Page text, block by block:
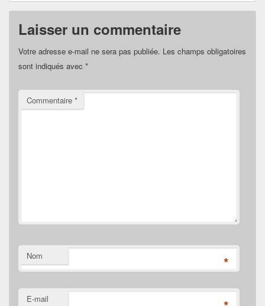
Laisser un commentaire
Votre adresse e-mail ne sera pas publiée. Les champs obligatoires
sont indiqués avec *
Commentaire *
Nom *
E-mail